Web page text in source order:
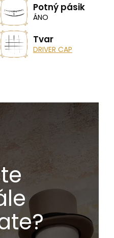
Potný pásik
ÁNO
Tvar
DRIVER CAP